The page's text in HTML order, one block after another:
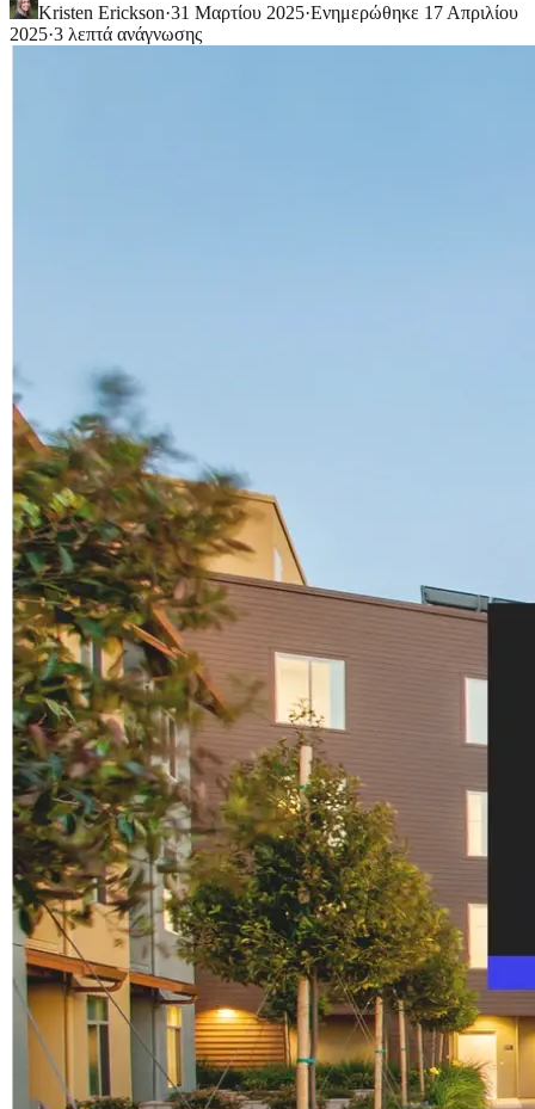
Kristen Erickson·31 Μαρτίου 2025·Ενημερώθηκε 17 Απριλίου
2025·3 λεπτά ανάγνωσης